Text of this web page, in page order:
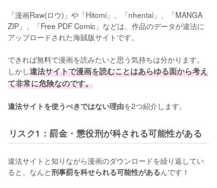
「漫画Raw(ロウ)」や「Hitomi」、「nhentai」、「MANGA
ZIP」、「Free PDF Comic」などは、作品のデータが違法に
アップロードされた海賊版サイトです。
できれば無料で漫画を読みたいと思う気持ちは分かります。
しかし違法サイトで漫画を読むことはあらゆる面から考え
て非常に危険なのです。
違法サイトを使うべきではない理由を2つ紹介します。
リスク1：罰金・懲役刑が科される可能性がある
違法サイトと知りながら漫画のダウンロードを繰り返してい
ると、なんと刑事罰を科せられる可能性があるんです！